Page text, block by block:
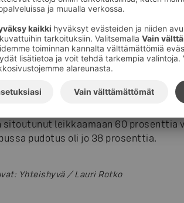
myötä reilut 20 prosenttia.
tuulipuisto on suurin niistä
uusiutuvan sähkön
vuoden 2021 loppuun
ryhmä on Suomen suurin ei-teollinen
sähköstä omalla
80 prosenttiin vuoden 2025
sitoutunut leikkaamaan 60 prosenttia
pudotus oli jo 38 prosenttia.
: Yhteishyvä / Lauri Rotko